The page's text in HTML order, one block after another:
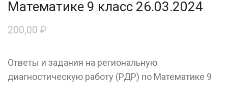
Математике 9 класс 26.03.2024
200,00 ₽
Ответы и задания на региональную
диагностическую работу (РДР) по Математике 9